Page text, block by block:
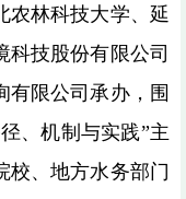
农林科技大学、延
技股份有限公司
有限公司承办，围
、机制与实践”主
校、地方水务部门